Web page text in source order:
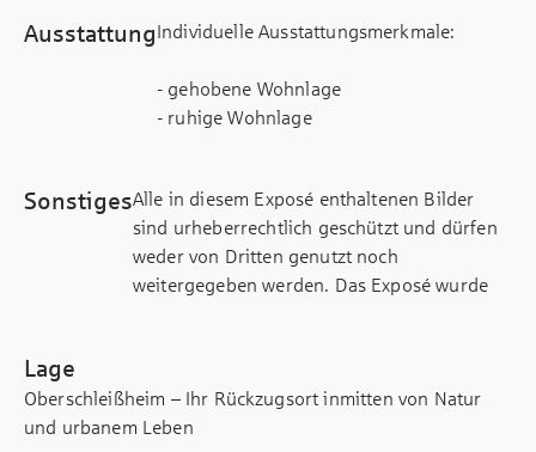
hochwertige Eigentumswohnungen
zeitgemäße Architektur und eine
durchdachte Planung verleihen dem
schaffen eine helle und freundliche
Atmosphäre. Abhängig von der Lage
und Ausrichtung verfügen die
Wohnungen über Terrassen, Balkone,
Grundrissen von 1 bis 4 Zimmern ist für
jeden Bedarf und Lebensstil etwas
AusstattungIndividuelle Ausstattungsmerkmale:
- gehobene Wohnlage
- ruhige Wohnlage
- Wasch-/ Trockenraum
- Fahrradraum/ -keller
Die Wohnungen in diesem exklusiven
- Großzügige, raumhohe Fensterelemente
SonstigesAlle in diesem Exposé enthaltenen Bilder
sind urheberrechtlich geschützt und dürfen
weder von Dritten genutzt noch
weitergegeben werden. Das Exposé wurde
Richtigkeit, Vollständigkeit oder Aktualität
der Angaben übernehmen wir keine Haftung.
Lage
Oberschleißheim – Ihr Rückzugsort inmitten von Natur
und urbanem Leben